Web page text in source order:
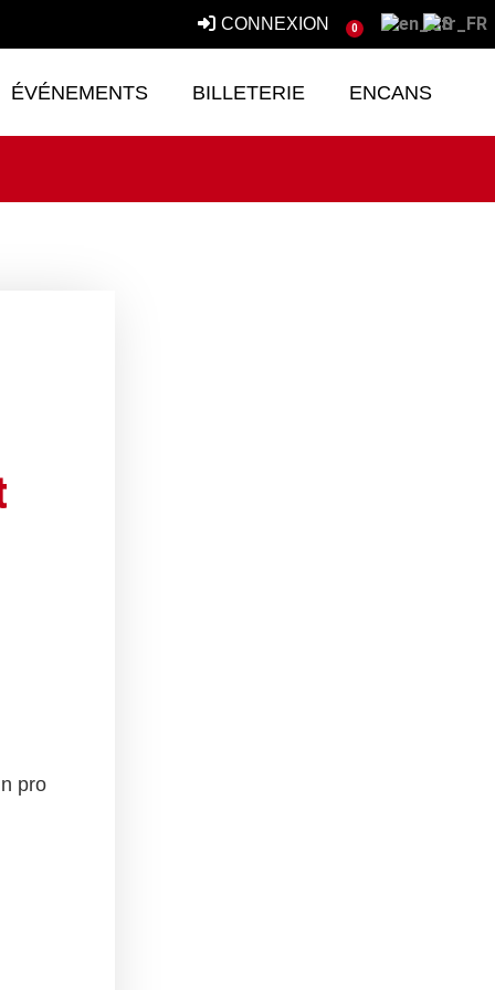
CONNEXION 0
ÉVÉNEMENTS BILLETERIE ENCANS
pro